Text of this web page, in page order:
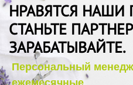
НРАВЯТСЯ НАШИ
СТАНЬТЕ
ЗАРАБАТЫВАЙТЕ.